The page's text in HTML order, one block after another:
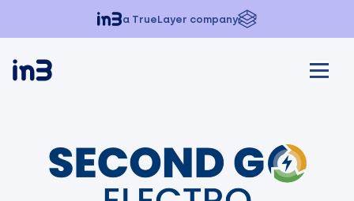
a TrueLayer company